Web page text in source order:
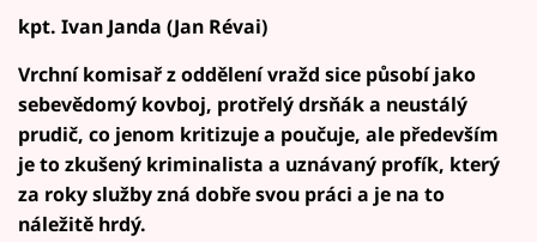
kpt. Ivan Janda (Jan Révai)
Vrchní komisař z oddělení vražd sice působí jako
sebevědomý kovboj, protřelý drsňák a neustálý
prudič, co jenom kritizuje a poučuje, ale především
je to zkušený kriminalista a uznávaný profík, který
za roky služby zná dobře svou práci a je na to
náležitě hrdý.